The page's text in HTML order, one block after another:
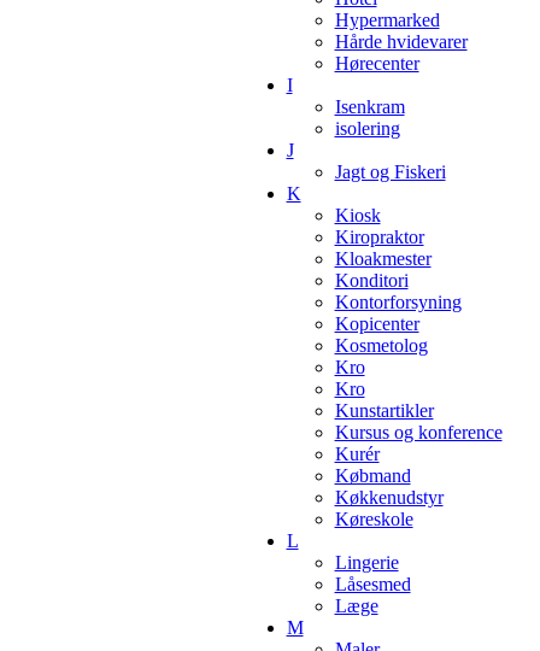
Hypermarked
Hårde hvidevarer
Hørecenter
I
Isenkram
isolering
J
Jagt og Fiskeri
K
Kiosk
Kiropraktor
Kloakmester
Konditori
Kontorforsyning
Kopicenter
Kosmetolog
Kro
Kro
Kunstartikler
Kursus og konference
Kurér
Købmand
Køkkenudstyr
Køreskole
L
Lingerie
Låsesmed
Læge
M